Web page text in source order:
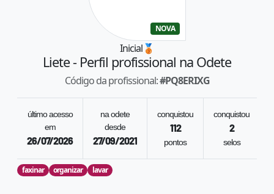
NOVA
Inicial🥉
Liete- Perfil profissional na Odete
Código da profissional:#PQ8ERIXG
último acesso
em
26/07/2026
na odete
desde
27/09/2021
conquistou
112
pontos
conquistou
2
selos
faxinar organizar lavar